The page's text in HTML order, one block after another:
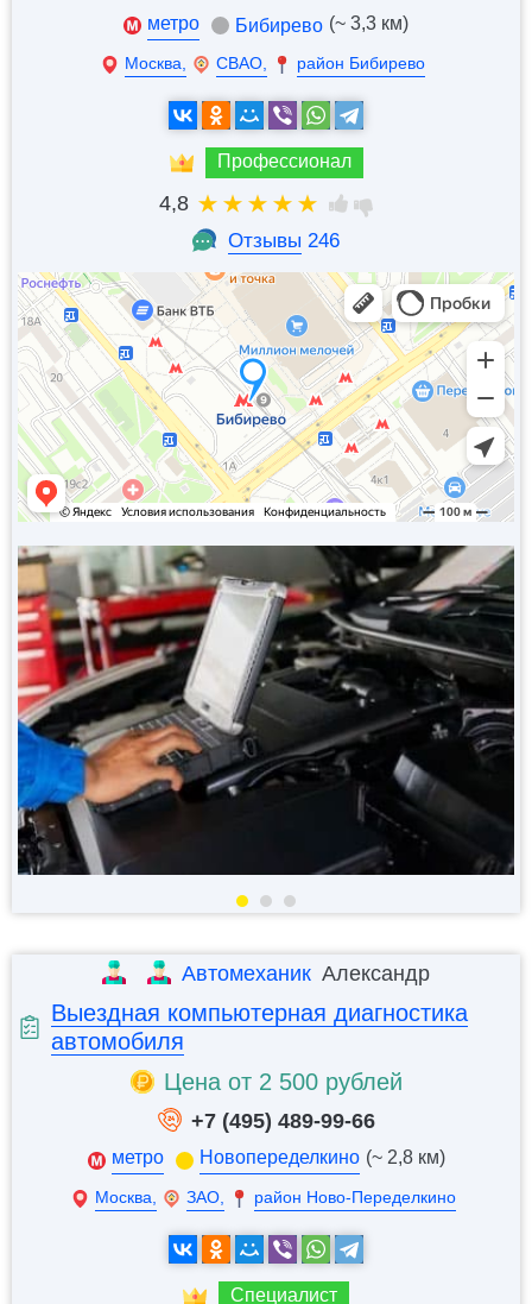
метро Бибирево (~ 3,3 км)
Москва, СВАО, район Бибирево
Профессионал
4,8
Отзывы 246
Автомеханик Александр
Выездная компьютерная диагностика
автомобиля
Цена от 2 500 рублей
+7 (495) 489-99-66
метро Новопеределкино (~ 2,8 км)
Москва, ЗАО, район Ново-Переделкино
Специалист